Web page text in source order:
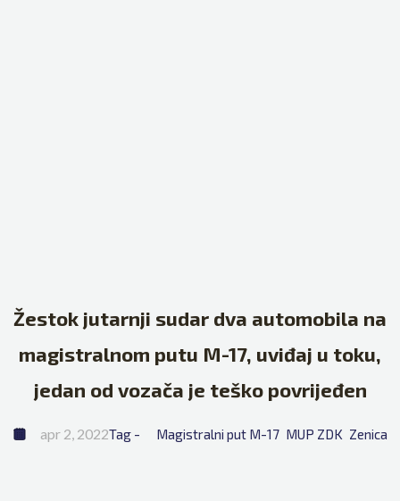
Žestok jutarnji sudar dva automobila na
magistralnom putu M-17, uviđaj u toku,
jedan od vozača je teško povrijeđen
apr 2, 2022Tag - Magistralni put M-17 MUP ZDK Zenica